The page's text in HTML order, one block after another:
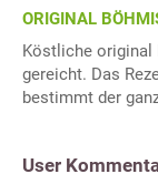
ORIGINAL
Köstliche original
gereicht. Das
bestimmt der
User